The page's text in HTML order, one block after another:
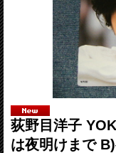
荻野目洋子
は夜明けまで